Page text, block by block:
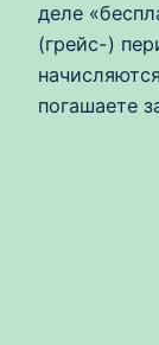
деле
(грейс-)
погашаете